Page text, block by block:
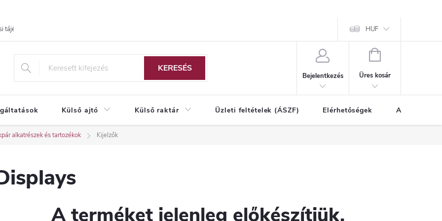
tájékoztató HUF
KERESÉS
Bejelentkezés
KOSÁR
Üres kosár
Külső ajtó Külső raktár Üzleti feltételek (ÁSZF) Elérhetőségek A vásárlás
alkatrészek és tartozékok Kijelzők
A terméket jelenleg előkészítjük.